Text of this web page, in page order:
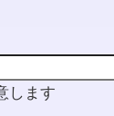
します